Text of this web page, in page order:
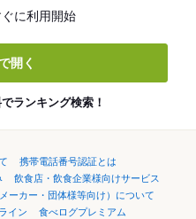
に利用開始
開く
ランキング検索！
携帯電話番号認証とは
飲食店・飲食企業様向けサービス
ーカー・団体様等向け）について
イン
食べログプレミアム